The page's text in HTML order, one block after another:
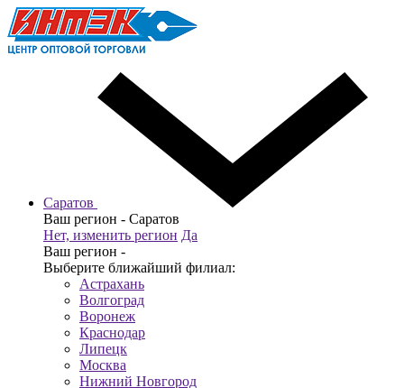
Саратов
Ваш регион - Саратов
Нет, изменить регион Да
Ваш регион -
Выберите ближайший филиал:
Астрахань
Волгоград
Воронеж
Краснодар
Липецк
Москва
Нижний Новгород